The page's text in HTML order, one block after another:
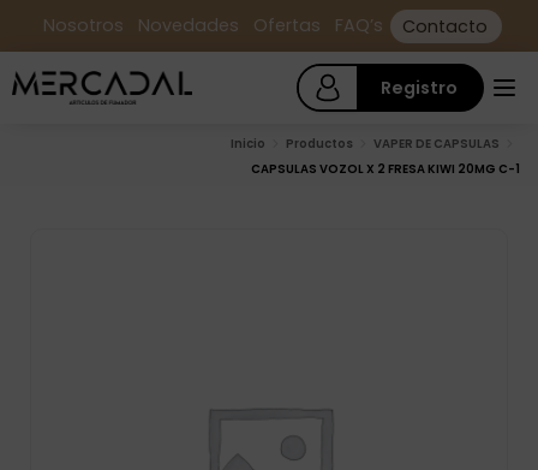
Nosotros Novedades Ofertas FAQ’s Contacto
Registro
Inicio Productos
VAPER DE CAPSULAS
CAPSULAS VOZOL X 2 FRESA KIWI 20MG C-1